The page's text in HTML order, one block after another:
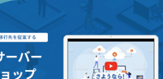
ーワークショップ
サーバーの利用状況や課題を診断
フィットする移行先をアドバイスす
プを実施しています。どのオンライ